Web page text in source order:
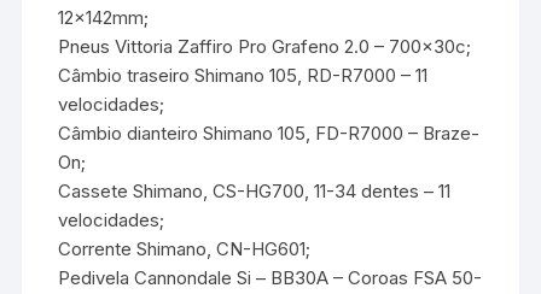
12x142mm;
Pneus Vittoria Zaffiro Pro Grafeno 2.0 – 700x30c;
Câmbio traseiro Shimano 105, RD-R7000 – 11
velocidades;
Câmbio dianteiro Shimano 105, FD-R7000 – Braze-
On;
Cassete Shimano, CS-HG700, 11-34 dentes – 11
velocidades;
Corrente Shimano, CN-HG601;
Pedivela Cannondale Si – BB30A – Coroas FSA 50-